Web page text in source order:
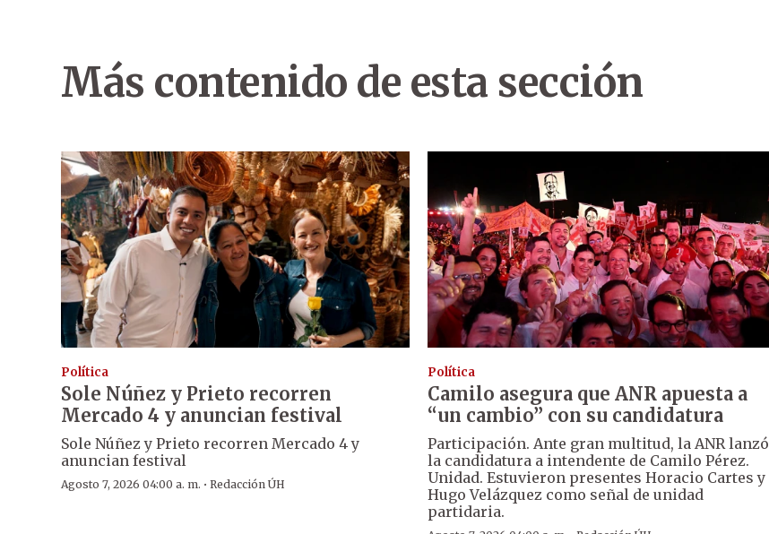
Más contenido de esta sección
Política
Sole Núñez y Prieto recorren
Mercado 4 y anuncian festival
Sole Núñez y Prieto recorren Mercado 4 y
anuncian festival
Agosto 7, 2026 04:00 a. m. · Redacción ÚH
Política
Camilo asegura que ANR apuesta a
“un cambio” con su candidatura
Participación. Ante gran multitud, la ANR lanzó
la candidatura a intendente de Camilo Pérez.
Unidad. Estuvieron presentes Horacio Cartes y
Hugo Velázquez como señal de unidad
partidaria.